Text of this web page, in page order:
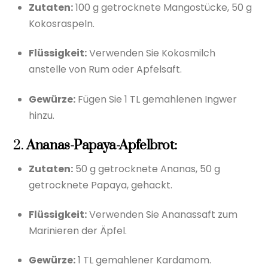
Zutaten:100 g getrocknete Mangostücke, 50 g
Kokosraspeln.
Flüssigkeit:Verwenden Sie Kokosmilch
anstelle von Rum oder Apfelsaft.
Gewürze: Fügen Sie 1 TL gemahlenen Ingwer
hinzu.
2.Ananas-Papaya-Apfelbrot:
Zutaten: 50 g getrocknete Ananas, 50 g
getrocknete Papaya, gehackt.
Flüssigkeit:Verwenden Sie Ananassaft zum
Marinieren der Äpfel.
Gewürze:1 TL gemahlener Kardamom.